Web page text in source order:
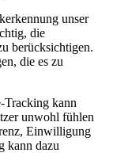
unser
die
berücksichtigen.
die es zu
Tracking kann
unwohl fühlen
Einwilligung
kann dazu